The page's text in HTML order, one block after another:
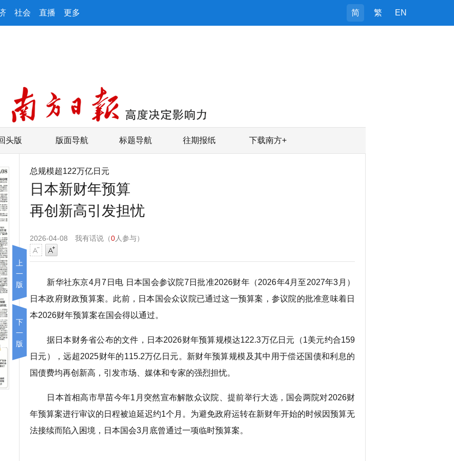
社会 直播 更多 简 繁 EN
头版 版面导航 标题导航 往期报纸 下载南方+
上
一
版
下
一
版
总规模超122万亿日元
日本新财年预算
再创新高引发担忧
2026-04-08 我有话说（0人参与）
新华社东京4月7日电 日本国会参议院7日批准2026财年（2026年4月至2027年3月）
日本政府财政预算案。此前，日本国会众议院已通过这一预算案，参议院的批准意味着日
本2026财年预算案在国会得以通过。
据日本财务省公布的文件，日本2026财年预算规模达122.3万亿日元（1美元约合159
日元），远超2025财年的115.2万亿日元。新财年预算规模及其中用于偿还国债和利息的
国债费均再创新高，引发市场、媒体和专家的强烈担忧。
日本首相高市早苗今年1月突然宣布解散众议院、提前举行大选，国会两院对2026财
年预算案进行审议的日程被迫延迟约1个月。为避免政府运转在新财年开始的时候因预算无
法接续而陷入困境，日本国会3月底曾通过一项临时预算案。